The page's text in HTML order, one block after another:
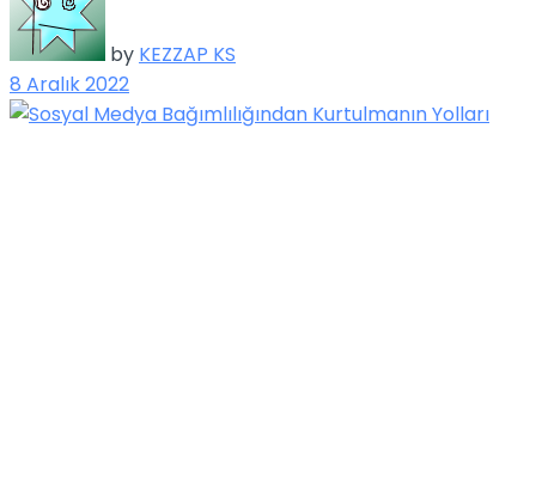
by KEZZAP KS
8 Aralık 2022